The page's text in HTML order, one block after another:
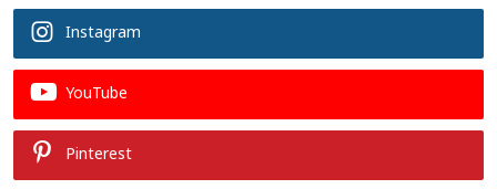
Instagram
YouTube
Pinterest